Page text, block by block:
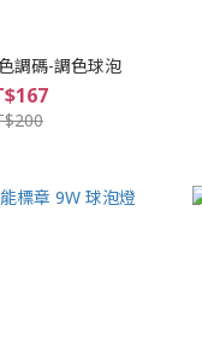
調碼-調色球泡